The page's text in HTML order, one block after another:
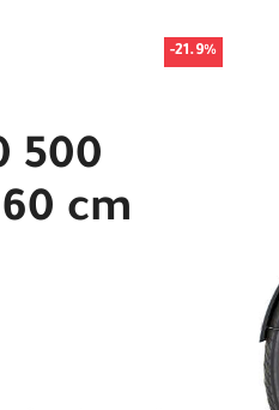
-21.9%
500
cm